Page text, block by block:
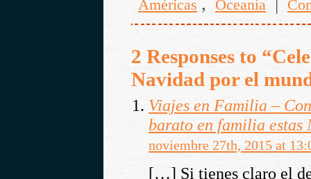
Américas
Oceanía
2 Responses to
Navidad por el
Viajes en Familia –
barato en familia estas
noviembre 27th, 2015 at
[…] Si tienes claro el